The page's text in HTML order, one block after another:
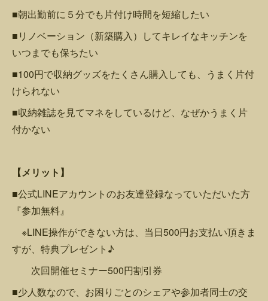
■朝出勤前に５分でも片付け時間を短縮したい
■リノベーション（新築購入）してキレイなキッチンを
いつまでも保ちたい
■100円で収納グッズをたくさん購入しても、うまく片付
けられない
■収納雑誌を見てマネをしているけど、なぜかうまく片
付かない
【メリット】
■公式LINEアカウントのお友達登録なっていただいた方
『参加無料』
※LINE操作ができない方は、当日500円お支払い頂きま
すが、特典プレゼント♪
次回開催セミナー500円割引券
■少人数なので、お困りごとのシェアや参加者同士の交